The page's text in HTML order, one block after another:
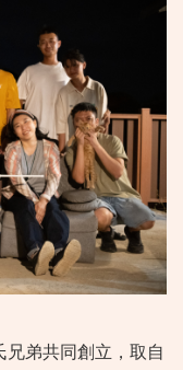
兄弟共同創立，取自